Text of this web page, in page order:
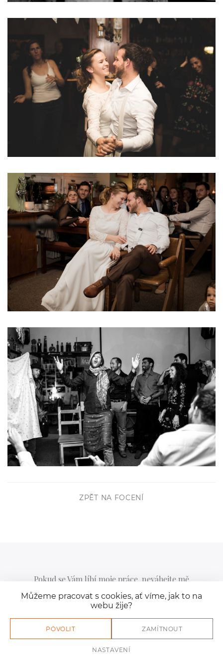
Nastavení
cookies
Můžeme pracovat s cookies, ať víme, jak to na
webu žije?
NASTAVENÍ
ZPĚT NA FOCENÍ
Pokud se Vám líbí moje práce, neváhejte mě